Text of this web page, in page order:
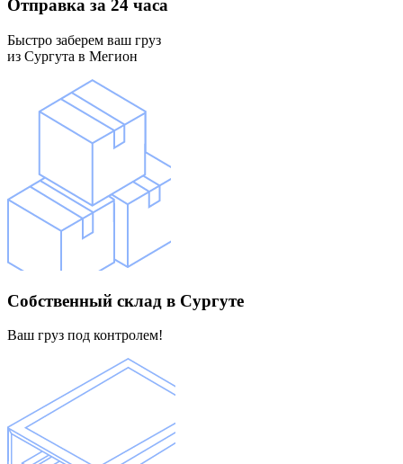
Отправка за 24 часа
Быстро заберем ваш груз
из Сургута в Мегион
Собственный склад в Сургуте
Ваш груз под контролем!